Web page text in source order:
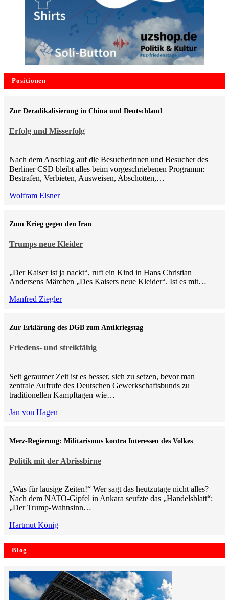
Positionen
Erfolg und Misserfolg
Zur Deradikalisierung in China und Deutschland
Nach dem Anschlag auf die Besucherinnen und Besucher des
Berliner CSD bleibt alles beim vorgeschriebenen Programm:
Bestrafen, Verbieten, Ausweisen, Abschotten,…
Wolfram Elsner
Trumps neue Kleider
Zum Krieg gegen den Iran
„Der Kaiser ist ja nackt“, ruft ein Kind in Hans Christian
Andersens Märchen „Des Kaisers neue Kleider“. Ist es mit…
Manfred Ziegler
Friedens- und streikfähig
Zur Erklärung des DGB zum Antikriegstag
Seit geraumer Zeit ist es besser, sich zu setzen, bevor man
zentrale Aufrufe des Deutschen Gewerkschaftsbunds zu
traditionellen Kampftagen wie…
Jan von Hagen
Politik mit der Abrissbirne
Merz-Regierung: Militarismus kontra Inte­ressen des Volkes
„Was für lausige Zeiten!“ Wer sagt das heutzutage nicht alles?
Nach dem NATO-Gipfel in Ankara seufzte das „Handelsblatt“:
„Der Trump-Wahnsinn…
Hartmut König
Blog